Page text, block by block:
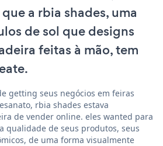
a rbia shades, uma
de sol que designs
feitas à mão, tem
getting seus negócios em feiras
rbia shades estava
de vender online. eles wanted para
qualidade de seus produtos, seus
de uma forma visualmente